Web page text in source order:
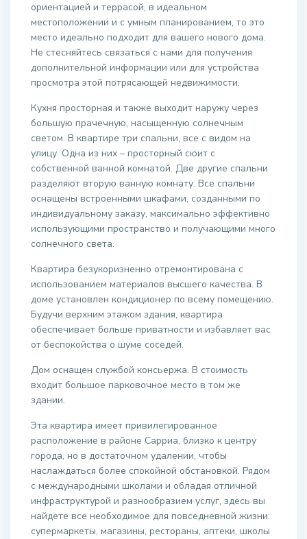
ориентацией и террасой, в идеальном
местоположении и с умным планированием, то это
место идеально подходит для вашего нового дома.
Не стесняйтесь связаться с нами для получения
дополнительной информации или для устройства
просмотра этой потрясающей недвижимости.
Кухня просторная и также выходит наружу через
большую прачечную, насыщенную солнечным
светом. В квартире три спальни, все с видом на
улицу. Одна из них – просторный сюит с
собственной ванной комнатой. Две другие спальни
разделяют вторую ванную комнату. Все спальни
оснащены встроенными шкафами, созданными по
индивидуальному заказу, максимально эффективно
использующими пространство и получающими много
солнечного света.
Квартира безукоризненно отремонтирована с
использованием материалов высшего качества. В
доме установлен кондиционер по всему помещению.
Будучи верхним этажом здания, квартира
обеспечивает больше приватности и избавляет вас
от беспокойства о шуме соседей.
Дом оснащен службой консьержа. В стоимость
входит большое парковочное место в том же
здании.
Эта квартира имеет привилегированное
расположение в районе Сарриа, близко к центру
города, но в достаточном удалении, чтобы
наслаждаться более спокойной обстановкой. Рядом
с международными школами и обладая отличной
инфраструктурой и разнообразием услуг, здесь вы
найдете все необходимое для повседневной жизни:
супермаркеты, магазины, рестораны, аптеки, школы